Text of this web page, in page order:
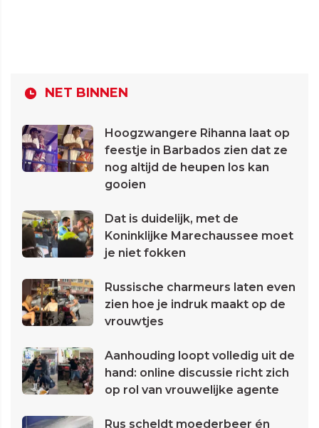
NET BINNEN
Hoogzwangere Rihanna laat op
feestje in Barbados zien dat ze
nog altijd de heupen los kan
gooien
Dat is duidelijk, met de
Koninklijke Marechaussee moet
je niet fokken
Russische charmeurs laten even
zien hoe je indruk maakt op de
vrouwtjes
Aanhouding loopt volledig uit de
hand: online discussie richt zich
op rol van vrouwelijke agente
Rus scheldt moederbeer én